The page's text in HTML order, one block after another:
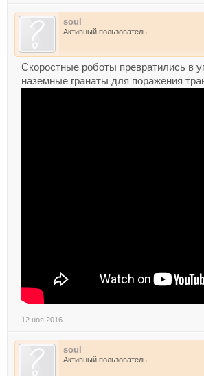
soul
Активный пользователь
Скоростные роботы превратились в
наземные гранаты для поражения
12 ноя 2016
soul
Активный пользователь